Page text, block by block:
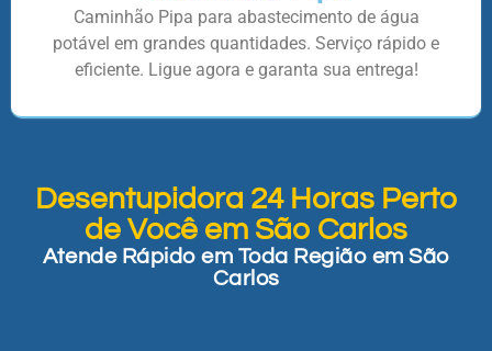
Caminhão Pipa para abastecimento de água
potável em grandes quantidades. Serviço rápido e
eficiente. Ligue agora e garanta sua entrega!
Desentupidora 24 Horas Perto
de Você em São Carlos
Atende Rápido em Toda Região em São
Carlos